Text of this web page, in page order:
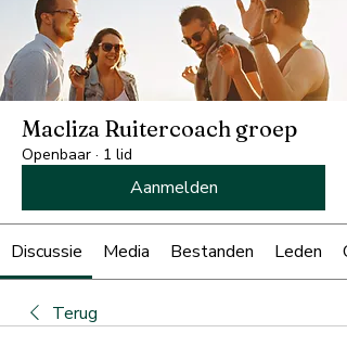
Macliza Ruitercoach groep
Openbaar · 1 lid
Aanmelden
Discussie Media Bestanden Leden
Terug